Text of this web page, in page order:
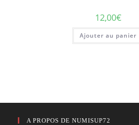
12,00€
Ajouter au panier
A PROPOS DE NUMISUP72